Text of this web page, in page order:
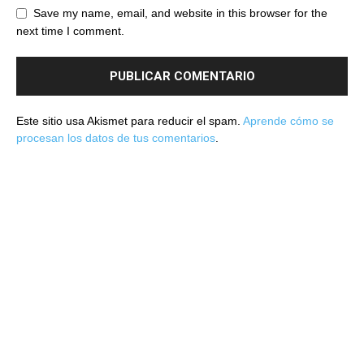
Save my name, email, and website in this browser for the
next time I comment.
Este sitio usa Akismet para reducir el spam. Aprende cómo se
procesan los datos de tus comentarios